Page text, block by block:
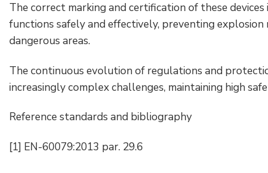
The correct marking and certification of these
functions safely and effectively, preventing
dangerous areas.
The continuous evolution of regulations and
increasingly complex challenges, maintaining high
Reference standards and bibliography
[1] EN-60079:2013 par. 29.6